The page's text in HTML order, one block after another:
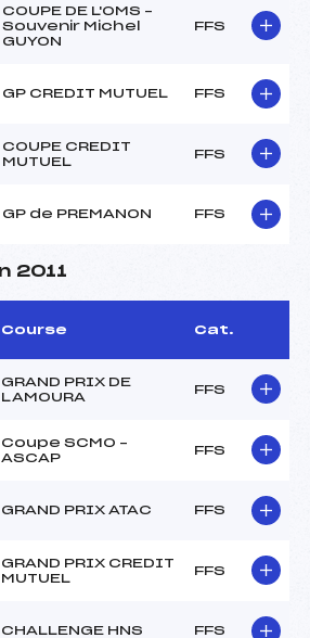
COUPE DE L'OMS –
Souvenir Michel
GUYON
FFS
GP CREDIT MUTUEL FFS
COUPE CREDIT
MUTUEL
FFS
GP de PREMANON FFS
2011
Course Cat.
GRAND PRIX DE
LAMOURA
FFS
Coupe SCMO –
ASCAP
FFS
GRAND PRIX ATAC FFS
GRAND PRIX CREDIT
MUTUEL
FFS
CHALLENGE HNS FFS